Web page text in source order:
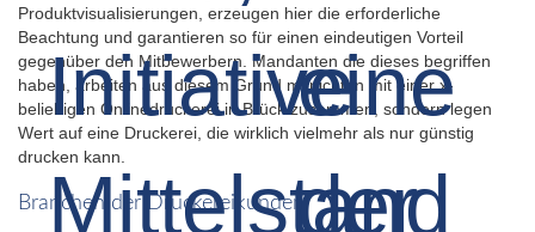
Produktvisualisierungen, erzeugen hier die erforderliche
Beachtung und garantieren so für einen eindeutigen Vorteil
gegenüber den Mitbewerbern. Mandanten die dieses begriffen
haben, arbeiten aus diesem Grund mitnichten mit einer x-
beliebigen Onlinedruckerei in Brück zusammen, sondern legen
Wert auf eine Druckerei, die wirklich vielmehr als nur günstig
drucken kann.
Branchen der Druckereikunden